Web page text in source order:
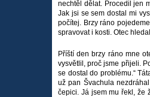
nechtěl dělat. Procedil jen
Jak jsi se sem dostal mi
počítej. Brzy ráno
spravovat i kosti. Otec
Příští den brzy ráno mne
vysvětlil, proč jsme přijeli.
se dostal do problému.“
už pan Švachula
čepici. Já jsem mu řekl, že